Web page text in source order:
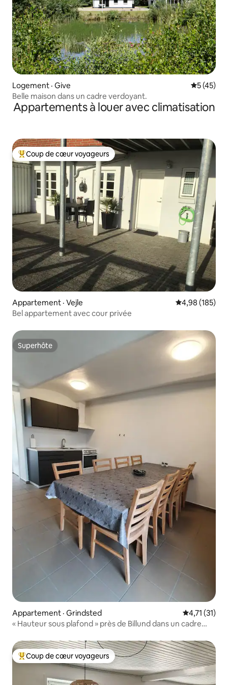
Logement · Give Note
5 (45)
Belle maison dans un cadre verdoyant.
Appartements à louer avec climatisation
Coup de cœur voyageurs parmi les plus aimés
Coup de cœur voyageurs
Appartement · Vejle Note
4,98 (185)
Bel appartement avec cour privée
Superhôte
Superhôte
Appartement · Grindsted Note
4,71 (31)
« Hauteur sous plafond » près de Billund dans un cadre
Coup de cœur voyageurs parmi les plus aimés
Coup de cœur voyageurs